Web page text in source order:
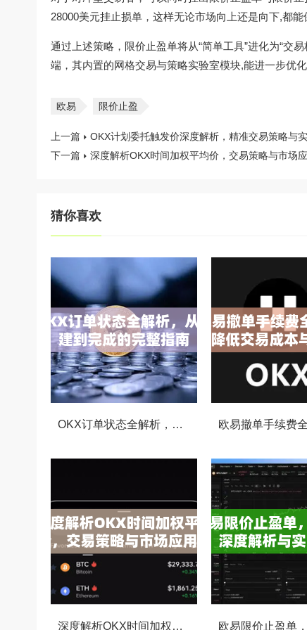
28000美元挂止损单，这样无论市场向上还是向下,都能
通过上述策略，限价止盈单将从“简单工具”进化为“交
端，其内置的网格交易与策略实验室模块,能进一步优化
欧易 限价止盈
上一篇
OKX计划委托触发价深度解析，精准交易策略与
下一篇
深度解析OKX时间加权平均价，交易策略与市场
猜你喜欢
OKX订单状态全解析，从创建到完成的完整指南
深度解析OKX时间加权平均价，交易策略与市场应用全指南